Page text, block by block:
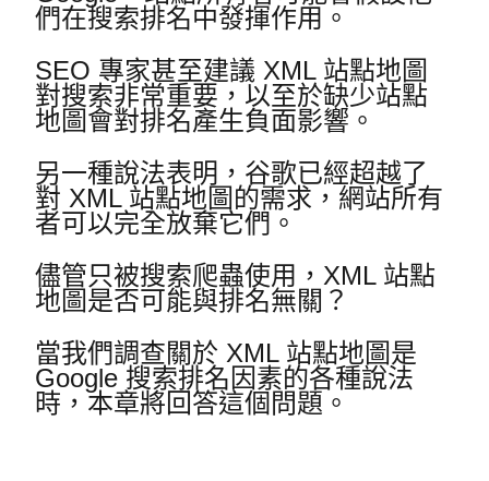
們在搜索排名中發揮作用。
SEO 專家甚至建議 XML 站點地圖
對搜索非常重要，以至於缺少站點
地圖會對排名產生負面影響。
另一種說法表明，谷歌已經超越了
對 XML 站點地圖的需求，網站所有
者可以完全放棄它們。
儘管只被搜索爬蟲使用，XML 站點
地圖是否可能與排名無關？
當我們調查關於 XML 站點地圖是
Google 搜索排名因素的各種說法
時，本章將回答這個問題。